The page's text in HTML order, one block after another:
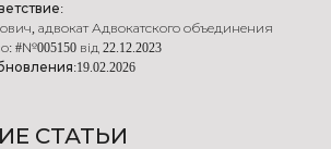
, адвокат Адвокатского объединения
#№005150 від 22.12.2023
19.02.2026
СТАТЬИ